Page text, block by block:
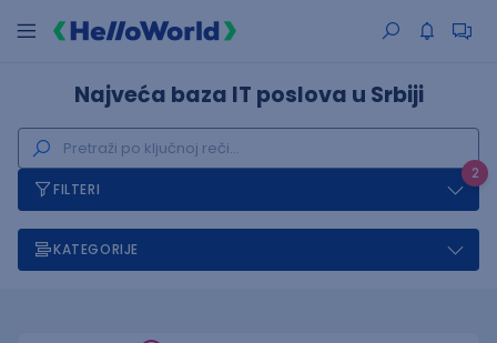
Najveća baza IT poslova u Srbiji
2
FILTERI
KATEGORIJE